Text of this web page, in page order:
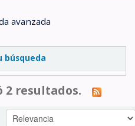
avanzada
búsqueda
2 resultados.